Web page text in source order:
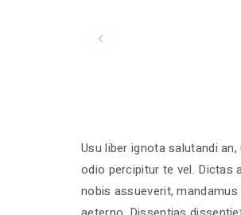
Usu liber ignota salutandi
odio percipitur te vel. Dictas
nobis assueverit,